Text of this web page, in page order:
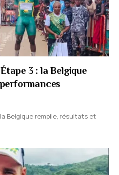
3 : la Belgique
Belgique rempile, résultats et